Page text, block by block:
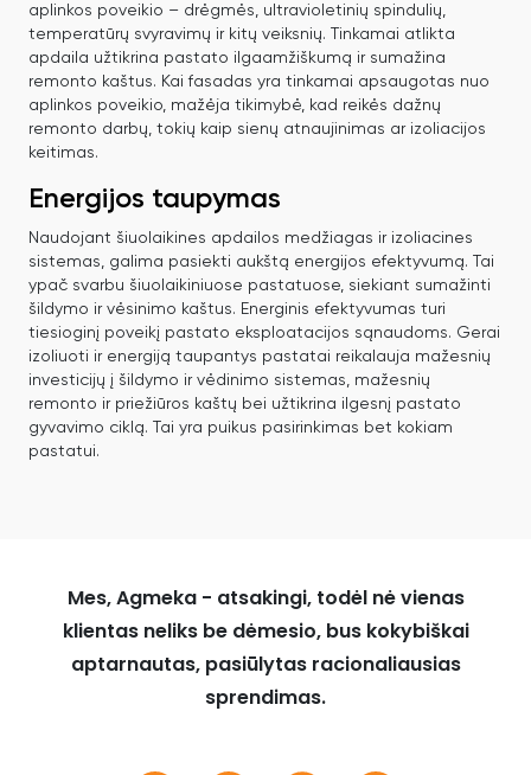
aplinkos poveikio – drėgmės, ultravioletinių spindulių,
temperatūrų svyravimų ir kitų veiksnių. Tinkamai atlikta
apdaila užtikrina pastato ilgaamžiškumą ir sumažina
remonto kaštus. Kai fasadas yra tinkamai apsaugotas nuo
aplinkos poveikio, mažėja tikimybė, kad reikės dažnų
remonto darbų, tokių kaip sienų atnaujinimas ar izoliacijos
keitimas.
Energijos taupymas
Naudojant šiuolaikines apdailos medžiagas ir izoliacines
sistemas, galima pasiekti aukštą energijos efektyvumą. Tai
ypač svarbu šiuolaikiniuose pastatuose, siekiant sumažinti
šildymo ir vėsinimo kaštus. Energinis efektyvumas turi
tiesioginį poveikį pastato eksploatacijos sąnaudoms. Gerai
izoliuoti ir energiją taupantys pastatai reikalauja mažesnių
investicijų į šildymo ir vėdinimo sistemas, mažesnių
remonto ir priežiūros kaštų bei užtikrina ilgesnį pastato
gyvavimo ciklą. Tai yra puikus pasirinkimas bet kokiam
pastatui.
Mes, Agmeka - atsakingi, todėl nė vienas
klientas neliks be dėmesio, bus kokybiškai
aptarnautas, pasiūlytas racionaliausias
sprendimas.